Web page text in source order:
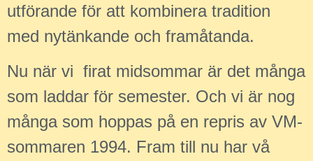
utförande för att kombinera tradition
med nytänkande och framåtanda.
Nu när vi firat midsommar är det många
som laddar för semester. Och vi är nog
många som hoppas på en repris av VM-
sommaren 1994. Fram till nu har vå